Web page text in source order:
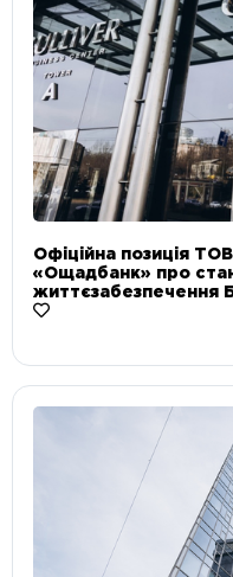
Офіційна позиція
«Ощадбанк» про
життєзабезпечення